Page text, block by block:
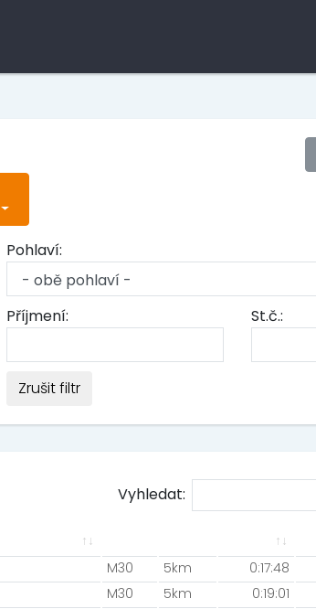
Pohlaví:
Příjmení: St.č.:
Zrušit filtr
Vyhledat:
M30 5km 0:17:48
M30 5km 0:19:01